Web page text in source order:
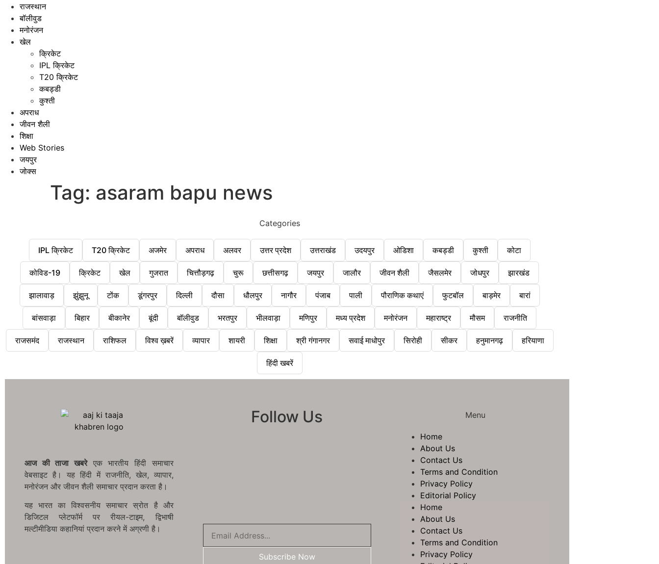
राजस्थान
बॉलीवुड
मनोरंजन
खेल
क्रिकेट
IPL क्रिकेट
T20 क्रिकेट
कबड्डी
कुश्ती
अपराध
जीवन शैली
शिक्षा
Web Stories
जयपुर
जोक्स
Tag: asaram bapu news
Categories
IPL क्रिकेट T20 क्रिकेट अजमेर अपराध अलवर उत्तर प्रदेश उत्तराखंड उदयपुर ओडिशा कबड्डी कुश्ती कोटा
कोविड-19 क्रिकेट खेल गुजरात चित्तौड़गढ़ चुरू छत्तीसगढ़ जयपुर जालौर जीवन शैली जैसलमेर जोधपुर झारखंड
झालावाड़ झुंझुनू टोंक डूंगरपुर दिल्ली दौसा धौलपुर नागौर पंजाब पाली पौराणिक कथाएं फुटबॉल बाड़मेर बारां
बांसवाड़ा बिहार बीकानेर बूंदी बॉलीवुड भरतपुर भीलवाड़ा मणिपुर मध्य प्रदेश मनोरंजन महाराष्ट्र मौसम राजनीति
राजसमंद राजस्थान राशिफल विश्व ख़बरें व्यापार शायरी शिक्षा श्री गंगानगर सवाई माधोपुर सिरोही सीकर हनुमानगढ़ हरियाणा
हिंदी खबरें
आज की ताजा खबरेएक भारतीय हिंदी समाचार
वेबसाइट है। यह हिंदी में राजनीति, खेल, व्यापार,
मनोरंजन और जीवन शैली समाचार प्रदान करता है।
यह भारत का विश्वसनीय समाचार स्रोत है और
डिजिटल प्लेटफॉर्म पर रीयल-टाइम, द्विभाषी
मल्टीमीडिया कहानियां प्रदान करने में अग्रणी है।
Follow Us
Subscribe Now
Menu
Home
About Us
Contact Us
Terms and Condition
Privacy Policy
Editorial Policy
Home
About Us
Contact Us
Terms and Condition
Privacy Policy